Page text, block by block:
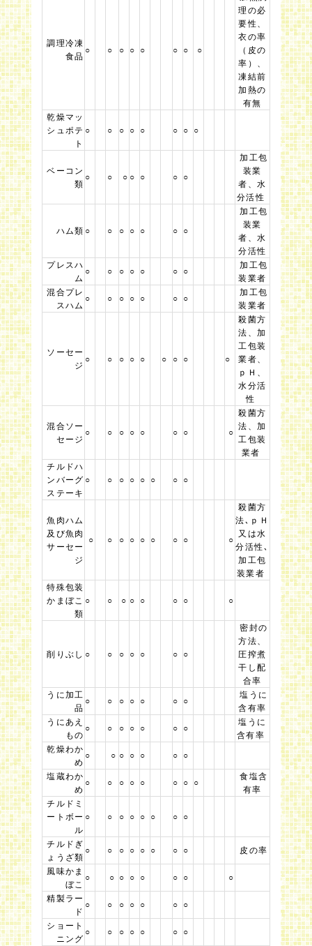
調理冷凍
食品
○ ○ ○ ○ ○ ○ ○ ○
理の必
要性、
衣の率
（皮の
率）、
凍結前
加熱の
有無
乾燥マッ
シュポテ
ト
○ ○ ○ ○ ○ ○ ○ ○
ベーコン
類
○ ○ ○ ○ ○ ○ ○
加工包
装業
者、水
分活性
ハム類 ○ ○ ○ ○ ○ ○ ○
加工包
装業
者、水
分活性
プレスハ
ム
○ ○ ○ ○ ○ ○ ○
加工包
装業者
混合プレ
スハム
○ ○ ○ ○ ○ ○ ○
加工包
装業者
ソーセー
ジ
○ ○ ○ ○ ○ ○ ○ ○ ○
殺菌方
法、加
工包装
業者、
ｐＨ、
水分活
性
混合ソー
セージ
○ ○ ○ ○ ○ ○ ○ ○
殺菌方
法、加
工包装
業者
チルドハ
ンバーグ
ステーキ
○ ○ ○ ○ ○ ○ ○ ○
魚肉ハム
及び魚肉
サーセー
ジ
○ ○ ○ ○ ○ ○ ○ ○ ○
殺菌方
法､ｐＨ
又は水
分活性､
加工包
装業者
特殊包装
かまぼこ
類
○ ○ ○ ○ ○ ○ ○ ○
削りぶし ○ ○ ○ ○ ○ ○ ○
密封の
方法、
圧搾煮
干し配
合率
うに加工
品
○ ○ ○ ○ ○ ○ ○
塩うに
含有率
うにあえ
もの
○ ○ ○ ○ ○ ○ ○
塩うに
含有率
乾燥わか
め
○ ○ ○ ○ ○ ○ ○
塩蔵わか
め
○ ○ ○ ○ ○ ○ ○ ○
食塩含
有率
チルドミ
ートボー
ル
○ ○ ○ ○ ○ ○ ○ ○
チルドぎ
ょうざ類
○ ○ ○ ○ ○ ○ ○ ○
皮の率
風味かま
ぼこ
○ ○ ○ ○ ○ ○ ○
○
精製ラー
ド
○ ○ ○ ○ ○ ○ ○
ショート
ニング
○ ○ ○ ○ ○ ○ ○